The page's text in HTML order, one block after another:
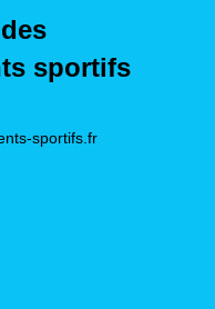
sportifs
sportifs.fr